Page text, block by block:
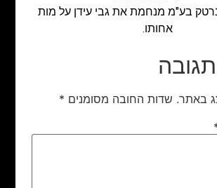
בע"מ מנחמת את גבי עידן על מות
אחותו.
באתר. שדות החובה מסומנים *